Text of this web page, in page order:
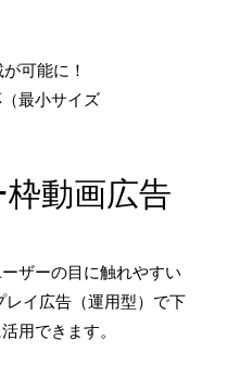
可能に！
最小サイズ
動画広告
ザーの目に触れやすい
レイ広告（運用型）で下
用できます。